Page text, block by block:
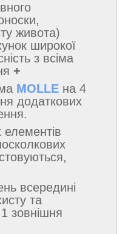
живота)
широкої
з всіма
+
MOLLE на 4
додаткових
елементів
всередині
та
зовнішня